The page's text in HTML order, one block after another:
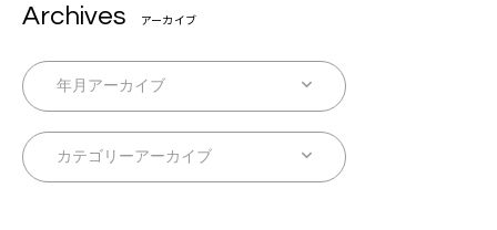
Archives アーカイブ